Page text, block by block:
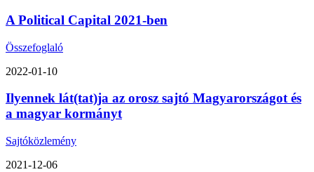
A Political Capital 2021-ben
Összefoglaló
2022-01-10
Ilyennek lát(tat)ja az orosz sajtó Magyarországot és
a magyar kormányt
Sajtóközlemény
2021-12-06